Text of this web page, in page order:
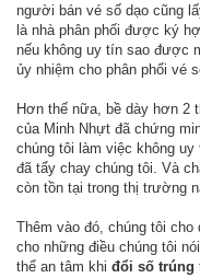
người bán vé số dạo cũng
là nhà phân phối được ký
nếu không uy tín sao được
ủy nhiệm cho phân phối vé
Hơn thế nữa, bề dày hơn 2
của Minh Nhựt đã chứng
chúng tôi làm việc không
đã tẩy chay chúng tôi. Và
còn tồn tại trong thị trường
Thêm vào đó, chúng tôi
cho những điều chúng tôi
thể an tâm khi đổi số trúng